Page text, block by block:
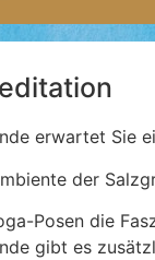
erwartet Sie
der
Posen die
gibt es